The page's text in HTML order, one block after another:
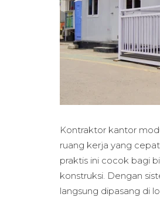
Kontraktor kantor
ruang kerja yang
praktis ini cocok bagi
konstruksi. Dengan
langsung dipasang di